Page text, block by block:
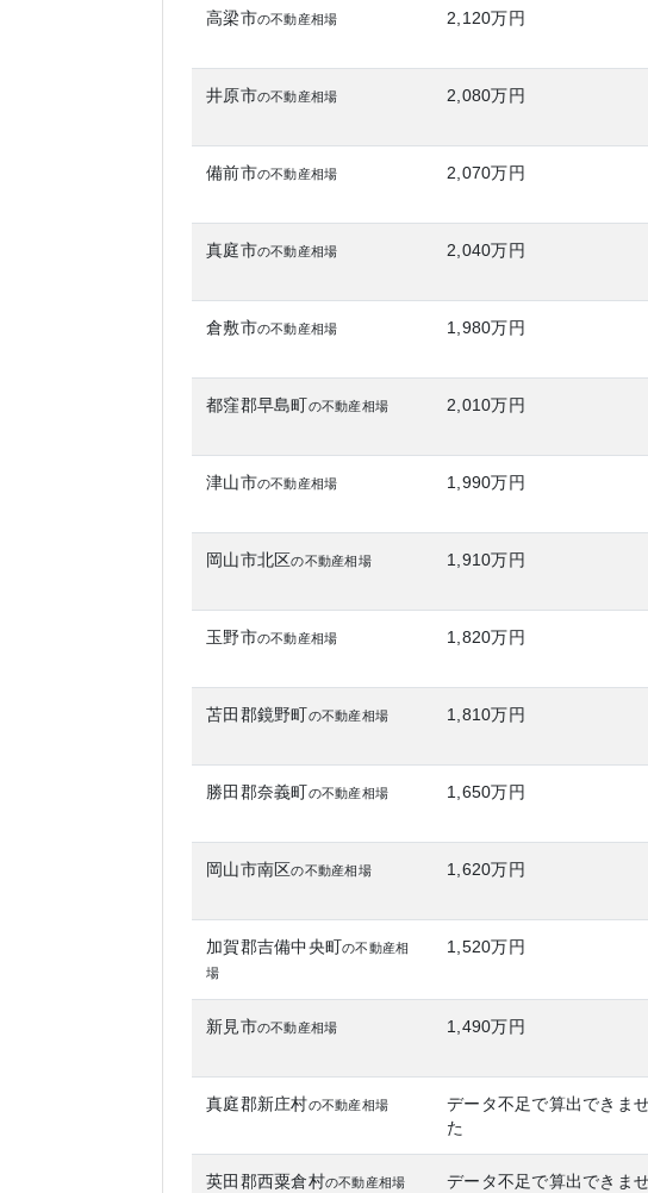
高梁市の不動産相場 2,120万円
井原市の不動産相場 2,080万円
備前市の不動産相場 2,070万円
真庭市の不動産相場 2,040万円
倉敷市の不動産相場 1,980万円
都窪郡早島町の不動産相場 2,010万円
津山市の不動産相場 1,990万円
岡山市北区の不動産相場 1,910万円
玉野市の不動産相場 1,820万円
苫田郡鏡野町の不動産相場 1,810万円
勝田郡奈義町の不動産相場 1,650万円
岡山市南区の不動産相場 1,620万円
加賀郡吉備中央町の不動産相
場
1,520万円
新見市の不動産相場 1,490万円
真庭郡新庄村の不動産相場
データ不足で算出できま
た
英田郡西粟倉村の不動産相場
データ不足で算出できま